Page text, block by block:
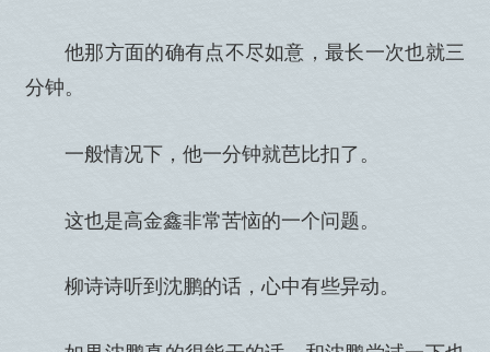
他那方面的确有点不尽如意，最长一次也就三
分钟。
一般情况下，他一分钟就芭比扣了。
这也是高金鑫非常苦恼的一个问题。
柳诗诗听到沈鹏的话，心中有些异动。